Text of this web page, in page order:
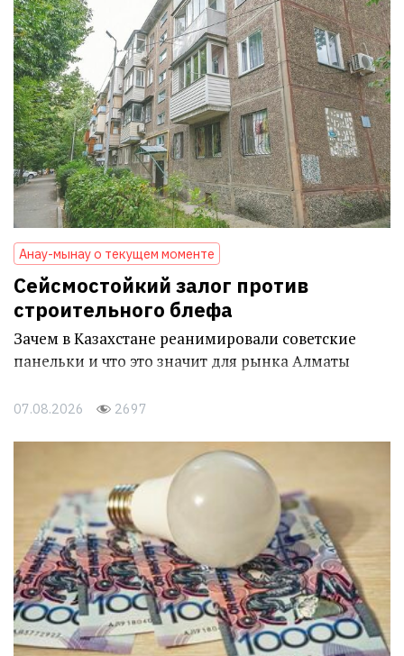
Анау-мынау о текущем моменте
Сейсмостойкий залог против
строительного блефа
Зачем в Казахстане реанимировали советские
панельки и что это значит для рынка Алматы
07.08.2026 2697